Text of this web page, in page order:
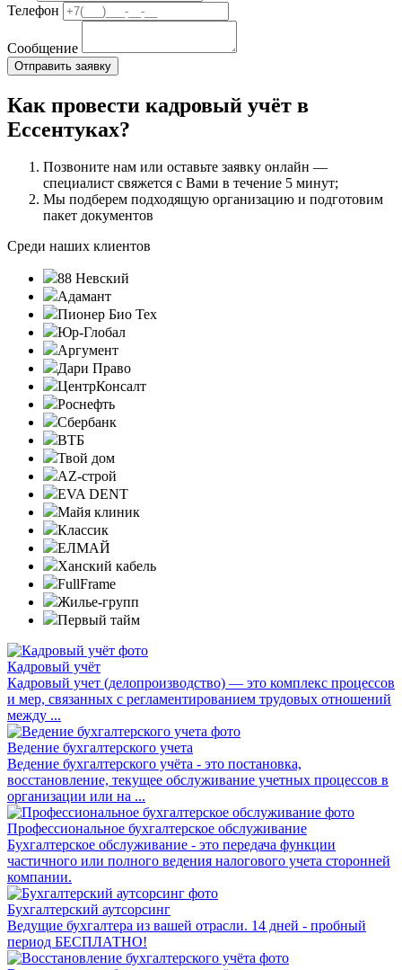
Телефон
Сообщение
Как провести кадровый учёт в
Ессентуках?
Позвоните нам или оставьте заявку онлайн —
специалист свяжется с Вами в течение 5 минут;
Мы подберем подходящую организацию и подготовим
пакет документов
Среди наших клиентов
88 Невский
Адамант
Пионер Био Тех
Юр-Глобал
Аргумент
Дари Право
ЦентрКонсалт
Роснефть
Сбербанк
ВТБ
Твой дом
AZ-строй
EVA DENT
Майя клиник
Классик
ЕЛМАЙ
Ханский кабель
FullFrame
Жилье-групп
Первый тайм
Кадровый учёт
Кадровый учет (делопроизводство) — это комплекс процессов
и мер, связанных с регламентированием трудовых отношений
между ...
Ведение бухгалтерского учета
Ведение бухгалтерского учёта - это постановка,
восстановление, текущее обслуживание учетных процессов в
организации или на ...
Профессиональное бухгалтерское обслуживание
Бухгалтерское обслуживание - это передача функции
частичного или полного ведения налогового учета сторонней
компании.
Бухгалтерский аутсорсинг
Ведущие бухгалтера из вашей отрасли. 14 дней - пробный
период БЕСПЛАТНО!